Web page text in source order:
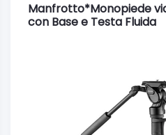
Manfrotto*Monopiede
con Base e Testa Fluida